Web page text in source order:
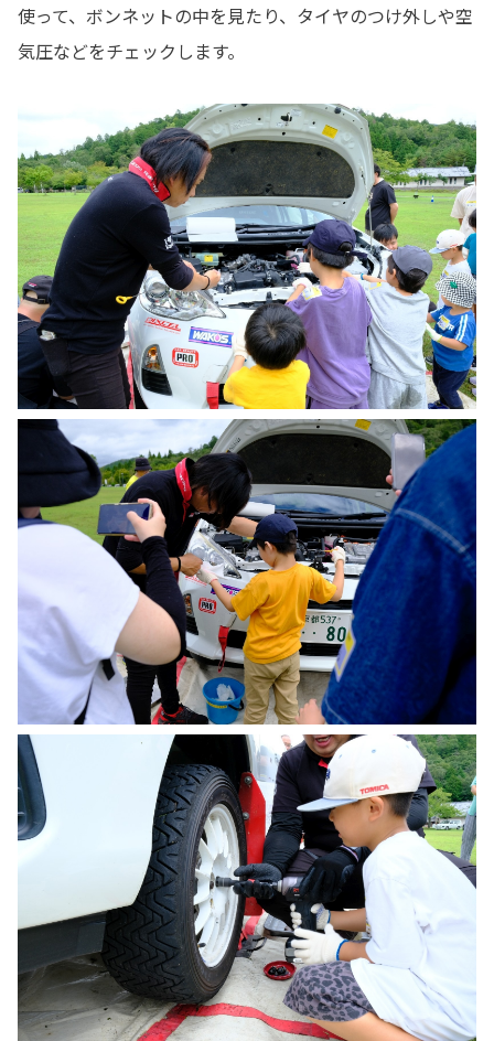
使って、ボンネットの中を見たり、タイヤのつけ外しや空
気圧などをチェックします。